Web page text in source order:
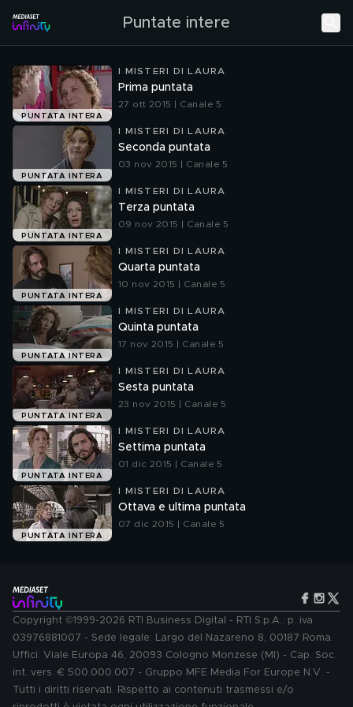
Puntate intere
PUNTATA INTERA
I MISTERI DI LAURA
Prima puntata
27 ott 2015 | Canale 5
PUNTATA INTERA
I MISTERI DI LAURA
Seconda puntata
03 nov 2015 | Canale 5
PUNTATA INTERA
I MISTERI DI LAURA
Terza puntata
09 nov 2015 | Canale 5
PUNTATA INTERA
I MISTERI DI LAURA
Quarta puntata
10 nov 2015 | Canale 5
PUNTATA INTERA
I MISTERI DI LAURA
Quinta puntata
17 nov 2015 | Canale 5
PUNTATA INTERA
I MISTERI DI LAURA
Sesta puntata
23 nov 2015 | Canale 5
PUNTATA INTERA
I MISTERI DI LAURA
Settima puntata
01 dic 2015 | Canale 5
PUNTATA INTERA
I MISTERI DI LAURA
Ottava e ultima puntata
07 dic 2015 | Canale 5
Copyright ©1999-2026 RTI Business Digital - RTI S.p.A.: p. iva
03976881007 - Sede legale: Largo del Nazareno 8, 00187 Roma.
Uffici: Viale Europa 46, 20093 Cologno Monzese (MI) - Cap. Soc.
int. vers. € 500.000.007 - Gruppo MFE Media For Europe N.V. -
Tutti i diritti riservati. Rispetto ai contenuti trasmessi e/o